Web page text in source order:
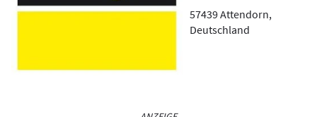
57439Attendorn,
Deutschland